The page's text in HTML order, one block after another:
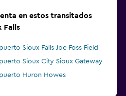
en estos transitados
Falls
Sioux Falls Joe Foss Field
Sioux City Sioux Gateway
Huron Howes